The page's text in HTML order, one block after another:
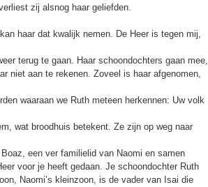
zij alsnog haar geliefden.
haar dat kwalijk nemen. De Heer is tegen mij,
terug te gaan. Haar schoondochters gaan mee,
niet aan te rekenen. Zoveel is haar afgenomen,
waaraan we Ruth meteen herkennen: Uw volk
wat broodhuis betekent. Ze zijn op weg naar
een ver familielid van Naomi en samen
voor je heeft gedaan. Je schoondochter Ruth
Naomi’s kleinzoon, is de vader van Isai die